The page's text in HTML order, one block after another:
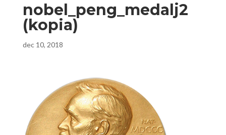
nobel_peng_medalj2
(kopia)
dec 10, 2018